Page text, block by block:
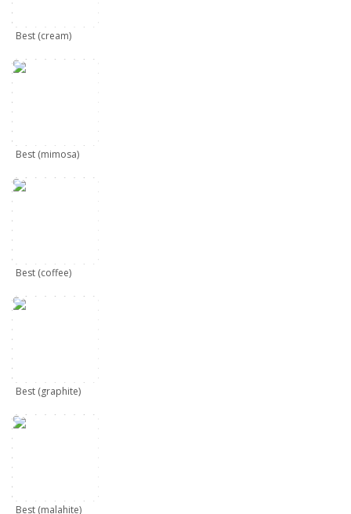
Best (cream)
Best (mimosa)
Best (coffee)
Best (graphite)
Best (malahite)